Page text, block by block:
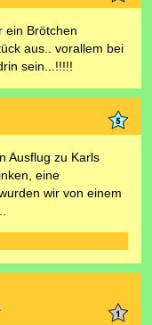
ein Brötchen
aus.. vorallem bei
sein...!!!!!
Ausflug zu Karls
eine
wir von einem